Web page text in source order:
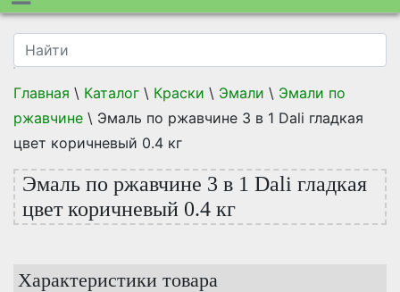
Главная \ Каталог \ Краски \ Эмали \ Эмали по
ржавчине \ Эмаль по ржавчине 3 в 1 Dali гладкая
цвет коричневый 0.4 кг
Эмаль по ржавчине 3 в 1 Dali гладкая
цвет коричневый 0.4 кг
Характеристики товара